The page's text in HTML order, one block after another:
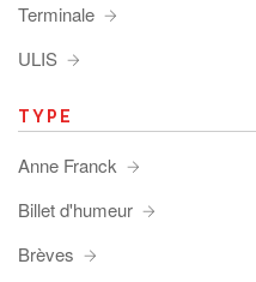
Terminale
ULIS
TYPE
Anne Franck
Billet d'humeur
Brèves